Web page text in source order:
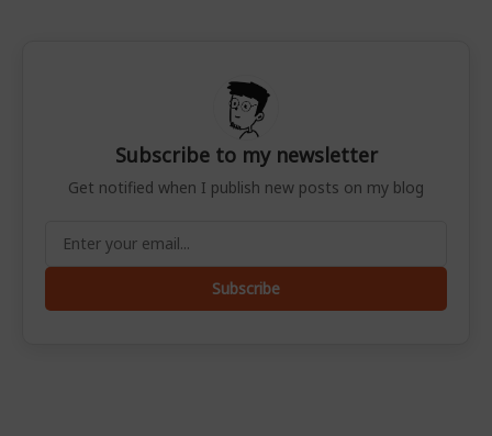
Subscribe to my newsletter
Get notified when I publish new posts on my blog
Subscribe